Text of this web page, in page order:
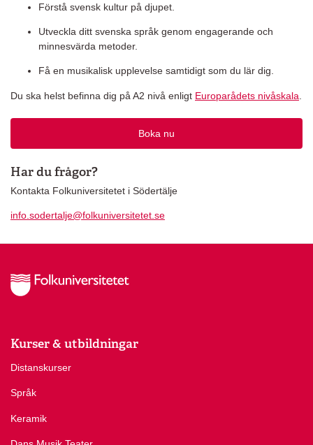
Förstå svensk kultur på djupet.
Utveckla ditt svenska språk genom engagerande och
minnesvärda metoder.
Få en musikalisk upplevelse samtidigt som du lär dig.
Du ska helst befinna dig på A2 nivå enligt Europarådets nivåskala
Boka nu
Har du frågor?
Kontakta Folkuniversitetet i Södertälje
info.sodertalje@folkuniversitetet.se
Kurser & utbildningar
Distanskurser
Språk
Keramik